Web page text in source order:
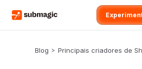
Blog > Principais criadores de